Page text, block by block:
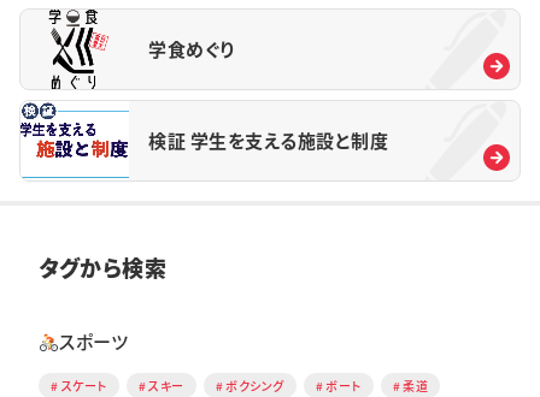
学食めぐり
検証 学生を支える施設と制度
タグから検索
スポーツ
スケート スキー ボクシング ボート
柔道